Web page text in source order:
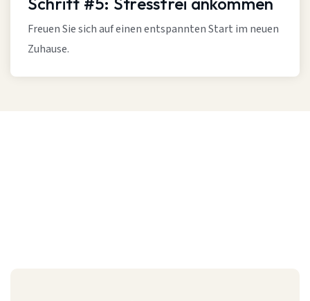
Freuen Sie sich auf einen entspannten Start im neuen
Zuhause.